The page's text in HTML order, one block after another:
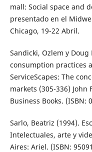
mall: Social space and
presentado en el
Chicago, 19-22 Abril.
Sandicki, Ozlem y
consumption practices
ServiceScapes: The
markets (305-336) John
Business Books. (ISBN:
Sarlo, Beatriz (1994).
Intelectuales, arte y
Aires: Ariel. (ISBN: